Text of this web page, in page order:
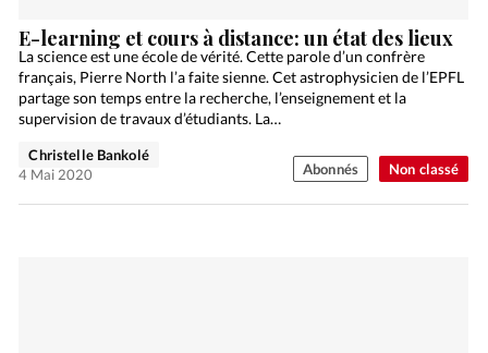
Non classé
E-learning et cours à distance: un état des lieux
La science est une école de vérité. Cette parole d’un confrère
français, Pierre North l’a faite sienne. Cet astrophysicien de l’EPFL
partage son temps entre la recherche, l’enseignement et la
supervision de travaux d’étudiants. La…
Christelle Bankolé
4 Mai 2020
Abonnés